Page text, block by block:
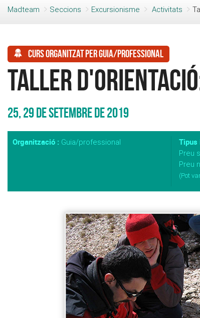
Madteam Seccions Excursionisme Activitats
Curs organitzat per guia/professional
Taller
25, 29 de setembre de 2019
Organització : Guia/professional Tipus
Preu
Preu
(Pot